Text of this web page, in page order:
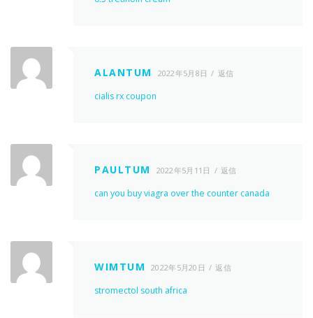
ALANTUM 2022年5月8日 返信
cialis rx coupon
PAULTUM 2022年5月11日 返信
can you buy viagra over the counter canada
WIMTUM 2022年5月20日 返信
stromectol south africa